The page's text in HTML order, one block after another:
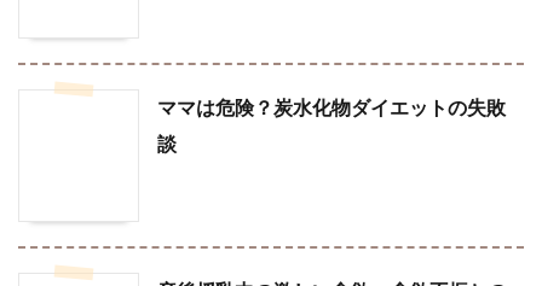
ママは危険？炭水化物ダイエットの失敗
談